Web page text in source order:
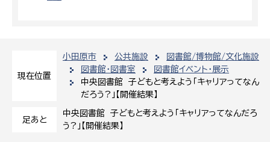
現在位置
小田原市 公共施設
図書館/博物館/文化施設
図書館・図書室
図書館イベント・展示
中央図書館 子どもと考えよう「キャリアってなん
だろう?」【開催結果】
足あと
中央図書館 子どもと考えよう「キャリアってなんだろ
う?」【開催結果】